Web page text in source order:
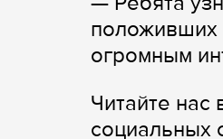
положивших
огромным
Читайте
cоциальных